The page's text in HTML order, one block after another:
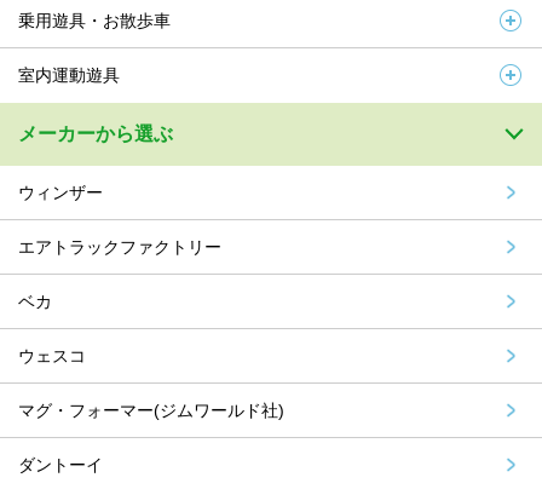
乗用遊具・お散歩車
室内運動遊具
メーカーから選ぶ
ウィンザー
エアトラックファクトリー
ベカ
ウェスコ
マグ・フォーマー(ジムワールド社)
ダントーイ